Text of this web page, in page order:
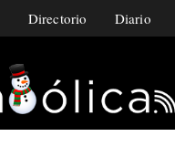
Directorio Diario